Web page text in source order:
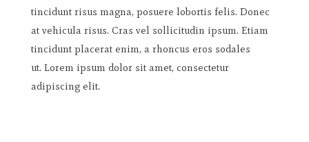
tincidunt risus magna, posuere lobortis felis. Donec
at vehicula risus. Cras vel sollicitudin ipsum. Etiam
tincidunt placerat enim, a rhoncus eros sodales
ut. Lorem ipsum dolor sit amet, consectetur
adipiscing elit.